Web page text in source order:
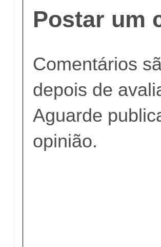
Postar um
Comentários
depois de
Aguarde
opinião.